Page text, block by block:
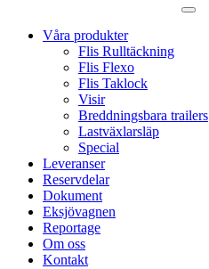
Våra produkter
Flis Rulltäckning
Flis Flexo
Flis Taklock
Visir
Breddningsbara trailers
Lastväxlarsläp
Special
Leveranser
Reservdelar
Dokument
Eksjövagnen
Reportage
Om oss
Kontakt